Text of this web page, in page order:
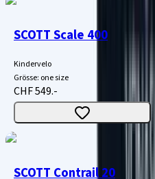
SCOTT Scale 400
Kindervelo
Grösse: one size
CHF 549.-
SCOTT Contrail 20